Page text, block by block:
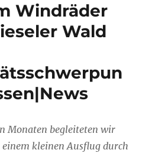
Windräder
Wald
Monaten begleiteten wir
kleinen Ausflug durch